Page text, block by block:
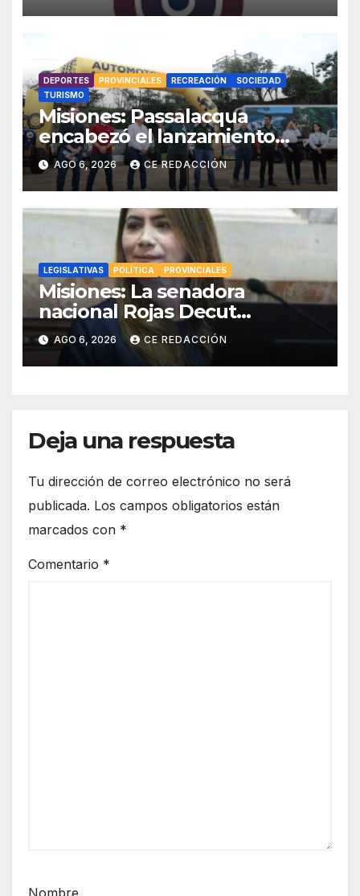
la INFO – Promos especiales
DEPORTES PROVINCIALES RECREACIÓN
SOCIEDAD
TURISMO
Misiones: Passalacqua
encabezó el lanzamiento
provincial del 19° Jeep Fest y
llamó a vivir la experiencia en
San Vicente
AGO 6, 2026 CE REDACCIÓN
LEGISLATIVAS POLÍTICA PROVINCIALES
Misiones: La senadora
nacional Rojas Decut
conformó un monobloque
AGO 6, 2026 CE REDACCIÓN
Deja una respuesta
Tu dirección de correo electrónico no será
publicada. Los campos obligatorios están
marcados con *
Comentario *
Nombre